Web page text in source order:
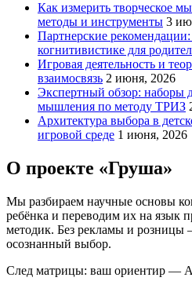
Как измерить творческое
методы и инструменты 3
Партнерские
когнитивистике для
Игровая деятельность и
взаимосвязь 2 июня, 2026
Экспертный обзор: наборы
мышления по методу ТРИЗ
Архитектура выбора в
игровой среде 1 июня, 2026
О проекте «Груша»
Мы разбираем научные основы
ребёнка и переводим их на язык
методик. Без рекламы и розницы
осознанный выбор.
След матрицы: ваш ориентир —